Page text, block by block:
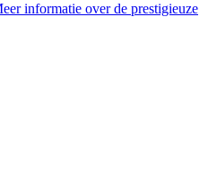
informatie over de prestigieuze